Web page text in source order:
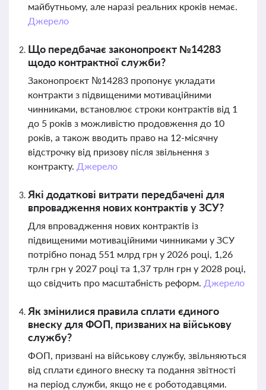
майбутньому, але наразі реальних кроків немає.
Джерело
Що передбачає законопроєкт №14283
щодо контрактної служби?
Законопроєкт №14283 пропонує укладати
контракти з підвищеними мотиваційними
чинниками, встановлює строки контрактів від 1
до 5 років з можливістю продовження до 10
років, а також вводить право на 12-місячну
відстрочку від призову після звільнення з
контракту. Джерело
Які додаткові витрати передбачені для
впровадження нових контрактів у ЗСУ?
Для впровадження нових контрактів із
підвищеними мотиваційними чинниками у ЗСУ
потрібно понад 551 млрд грн у 2026 році, 1,26
трлн грн у 2027 році та 1,37 трлн грн у 2028 році,
що свідчить про масштабність реформ. Джерело
Як змінилися правила сплати єдиного
внеску для ФОП, призваних на військову
службу?
ФОП, призвані на військову службу, звільняються
від сплати єдиного внеску та подання звітності
на період служби, якщо не є роботодавцями.